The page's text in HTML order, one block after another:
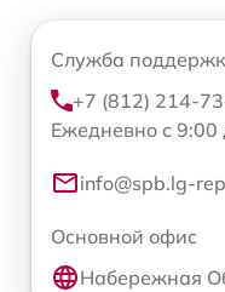
Служба
+7 (812) 214-
Ежедневно с 9:00
info@spb.lg-
Основной офис
Набережная